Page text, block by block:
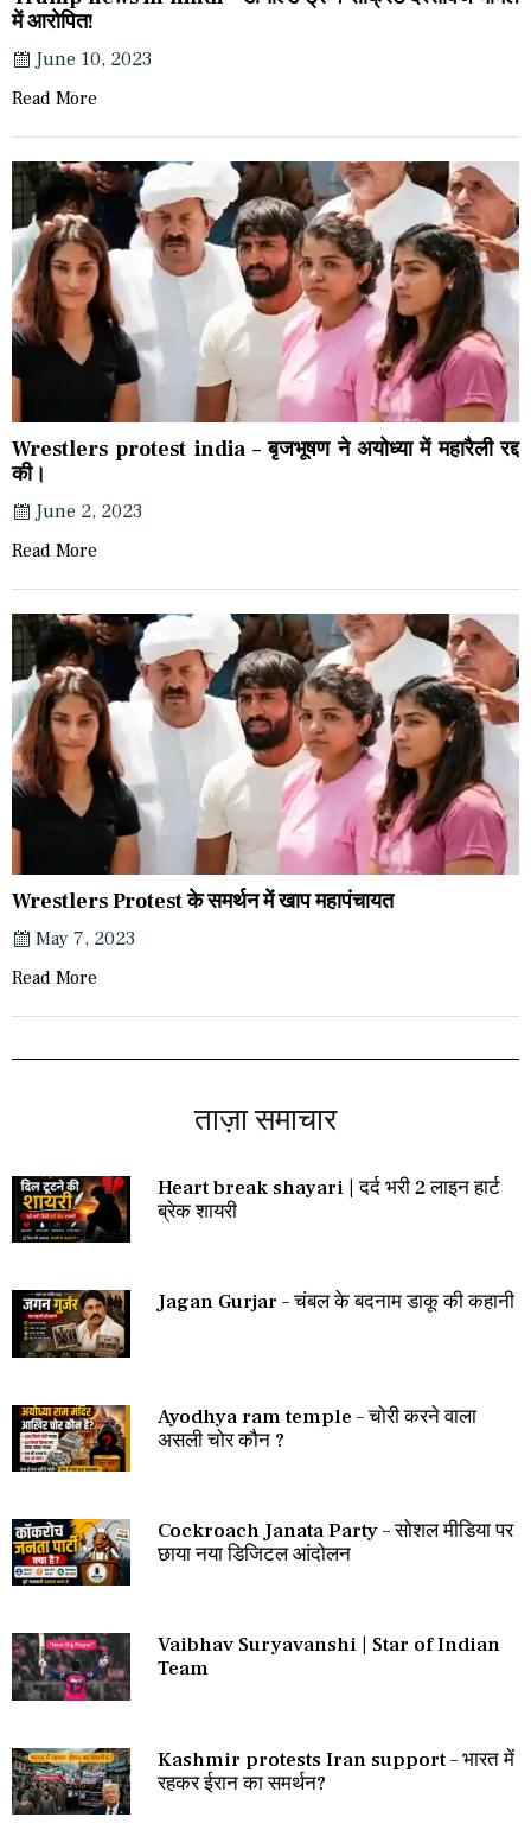
में आरोपित!
June 10, 2023
Read More
Wrestlers protest india – बृजभूषण ने अयोध्या में महारैली रद्द
की।
June 2, 2023
Read More
Wrestlers Protest के समर्थन में खाप महापंचायत
May 7, 2023
Read More
ताज़ा समाचार
Heart break shayari | दर्द भरी 2 लाइन हार्ट
ब्रेक शायरी
Jagan Gurjar – चंबल के बदनाम डाकू की कहानी
Ayodhya ram temple – चोरी करने वाला
असली चोर कौन ?
Cockroach Janata Party – सोशल मीडिया पर
छाया नया डिजिटल आंदोलन
Vaibhav Suryavanshi | Star of Indian
Team
Kashmir protests Iran support – भारत में
रहकर ईरान का समर्थन?